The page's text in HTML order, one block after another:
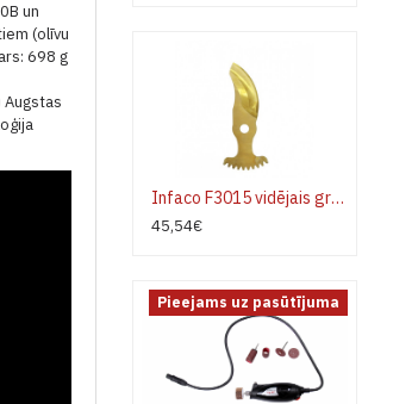
un
(olīvu
698 g
Augstas
Infaco F3015 vidējais griezējasmens ar titāna pārklājumu
45,54€
Pieejams uz pasūtījuma